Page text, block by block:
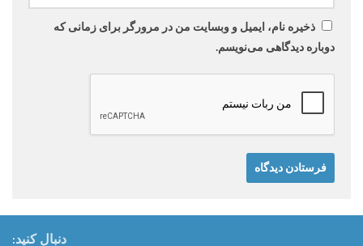
ذخیره نام، ایمیل و وبسایت من در مرورگر برای زمانی که
دوباره دیدگاهی می‌نویسم.
دنبال کنید: